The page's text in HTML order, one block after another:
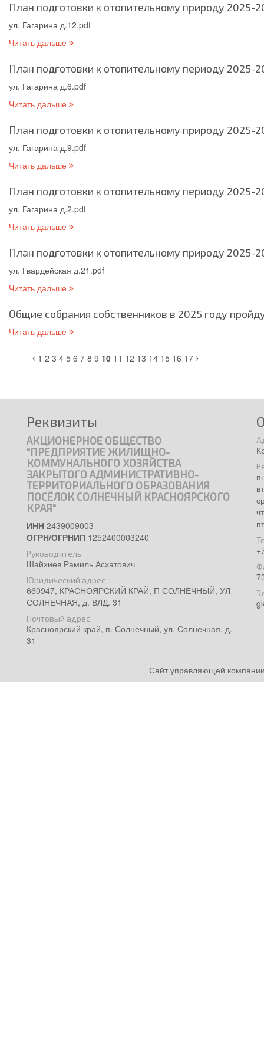
План подготовки к отопительному природу 2025-
ул. Гагарина д.12.pdf
Читать дальше
План подготовки к отопительному периоду 2025-
ул. Гагарина д.6.pdf
Читать дальше
План подготовки к отопительному природу 2025-
ул. Гагарина д.9.pdf
Читать дальше
План подготовки к отопительному периоду 2025-
ул. Гагарина д.2.pdf
Читать дальше
План подготовки к отопительному природу 2025-
ул. Гвардейская д.21.pdf
Читать дальше
Общие собрания собственников в 2025 году
Читать дальше
1 2 3 4 5 6 7 8 9 10 11 12 13 14 15 16 17
Реквизиты
АКЦИОНЕРНОЕ ОБЩЕСТВО
"ПРЕДПРИЯТИЕ ЖИЛИЩНО-
КОММУНАЛЬНОГО ХОЗЯЙСТВА
ЗАКРЫТОГО АДМИНИСТРАТИВНО-
ТЕРРИТОРИАЛЬНОГО ОБРАЗОВАНИЯ
ПОСЁЛОК СОЛНЕЧНЫЙ КРАСНОЯРСКОГО
КРАЯ"
ИНН 2439009003
ОГРН/ОГРНИП 1252400003240
Руководитель
Шайхиев Рамиль Асхатович
Юридический адрес
660947, КРАСНОЯРСКИЙ КРАЙ, П СОЛНЕЧНЫЙ, УЛ
СОЛНЕЧНАЯ, д. ВЛД. 31
Почтовый адрес
Красноярский край, п. Солнечный, ул. Солнечная, д.
31
Сайт управляющей